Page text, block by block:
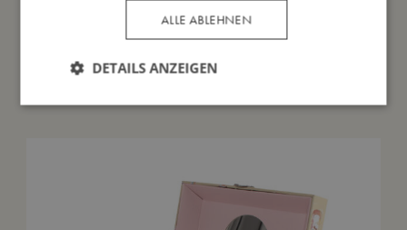
ALLE ABLEHNEN
DETAILS ANZEIGEN